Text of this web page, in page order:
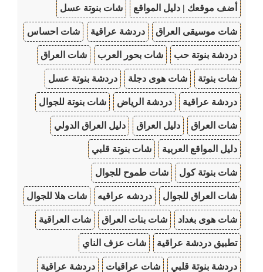
أضف موقعك | دليل المواقع شات بنوتة عسل
شات موسيقى العراق دردشة عراقية شات احساس
دردشة بنوتة حب شات بحور العرب شات العراق
شات بنوتة شات هوى دجلة دردشة بنوتة عسل
دردشة عراقية دردشة الرياض شات بنوتة للجوال
شات العراق دليل العراق دليل العراق الدولي
دليل المواقع العربية شات بنوتة قلبي
شات بنوتة كول شات طموح للجوال
شات العراق للجوال دردشه عراقيه شات هلا للجوال
شات هوى بغداد شات بنات العراق شات العراقية
تطبيق دردشة عراقية شات عزف الناي
دردشة بنوتة قلبي شات عراقيات دردشة عراقية